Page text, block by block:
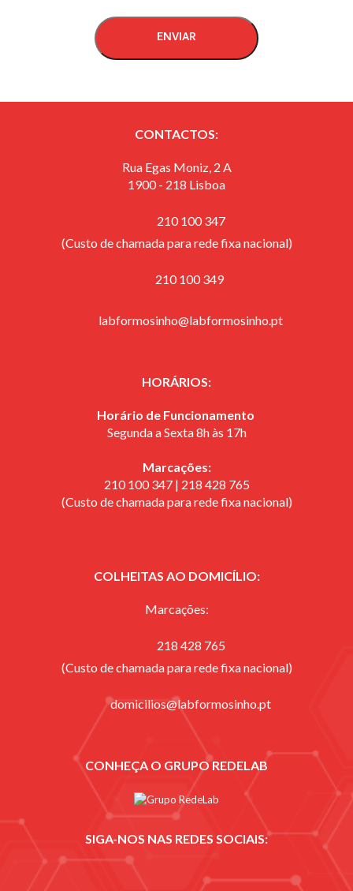
ENVIAR
CONTACTOS:
Rua Egas Moniz, 2 A
1900 - 218 Lisboa
210 100 347
(Custo de chamada para rede fixa nacional)
​ 210 100 349
labformosinho@labformosinho.pt
HORÁRIOS:
Horário de Funcionamento
Segunda a Sexta 8h às 17h
Marcações:
210 100 347 | 218 428 765
(Custo de chamada para rede fixa nacional)
COLHEITAS AO DOMICÍLIO:
Marcações:
218 428 765
(Custo de chamada para rede fixa nacional)
domicilios@labformosinho.pt
CONHEÇA O GRUPO REDELAB
SIGA-NOS NAS REDES SOCIAIS: